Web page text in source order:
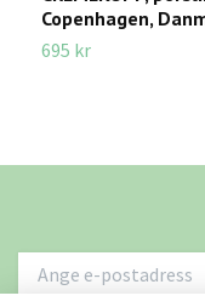
Copenhagen,
695 kr